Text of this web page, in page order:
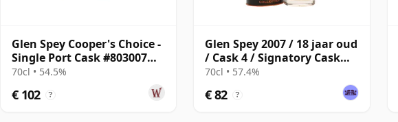
Glen Spey Cooper's Choice -
Single Port Cask #803007
2010 11 jaar oud
70cl • 54.5%
€ 102 ?
Glen Spey 2007 / 18 jaar oud
/ Cask 4 / Signatory Cask
Strength
70cl • 57.4%
€ 82 ?